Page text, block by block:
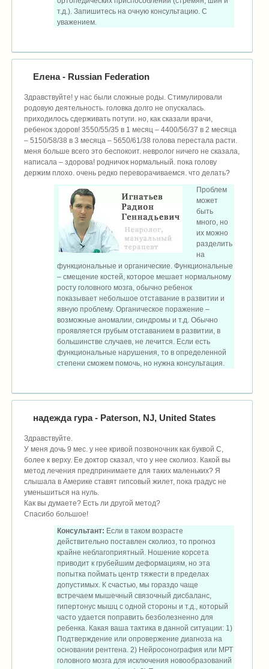
т.д.). Запишитесь на очную консультацию. C
уважением.
Елена- Russian Federation
Здравствуйте! у нас были сложные роды. Стимулировали
родовую деятельность. головка долго не опускалась.
приходилось сдерживать потуги. но, как сказали врачи,
ребенок здоров! 3550/55/35 в 1 месяц – 4400/56/37 в 2 месяца
– 5150/58/38 в 3 месяца – 5650/61/38 голова перестала расти.
меня больше всего это беспокоит. невролог ничего не сказала,
написала – здорова! родничок нормальный. пока голову
держим плохо. очень редко переворачиваемся. что делать?
Проблем
может
быть
много, но
их можно
разделить
на
функциональные и органические. Функциональные
– смещение костей, которое мешает нормальному
росту головного мозга, обычно ребенок
показывает небольшое отставание в развитии и
явную проблему. Органическое поражение –
возможные аномалии, синдромы и т.д. Обычно
проявляется грубым отставанием в развитии, в
большинстве случаев, не лечится. Если есть
функциональные нарушения, то в определенной
степени сможем помочь, но нужна консультация.
надежда гура- Paterson, NJ, United States
Здравствуйте.
У меня дочь 9 мес. у нее кривой позвоночник как буквой С,
более к верху. Ее доктор сказал, что у нее сколиоз. Какой вы
метод лечения предпринимаете для таких маленьких? Я
слышала в Америке ставят гипсовый жилет, пока градус не
уменьшиться на нуль.
Как вы думаете? Есть ли другой метод?
Спасибо большое!
Консультант: Если в таком возрасте
действительно поставлен сколиоз, то прогноз
крайне неблагоприятный. Ношение корсета
приводит к грубейшим деформациям, но эта
попытка поймать центр тяжести в пределах
допустимых. К счастью, мы гораздо чаще
встречаем мышечный связочный дисбаланс,
гипертонус мышц с одной стороны и т.д., который
часто удается поправить безболезненно для
ребенка. Какая ваша тактика в данной ситуации: 1)
Подтверждение или опровержение диагноза на
основании рентгена. 2) Нейросонография или МРТ
головного мозга для исключения новообразований